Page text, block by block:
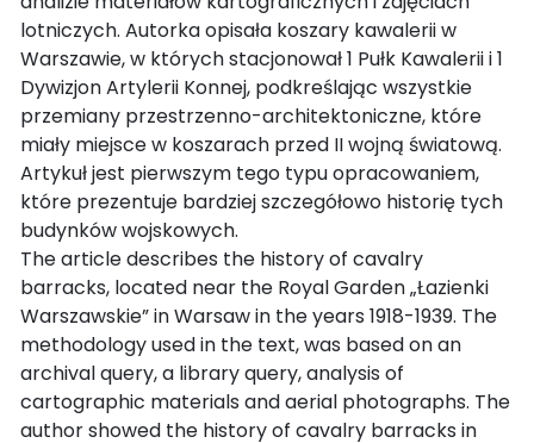
lotniczych. Autorka opisała koszary kawalerii w
Warszawie, w których stacjonował 1 Pułk Kawalerii i 1
Dywizjon Artylerii Konnej, podkreślając wszystkie
przemiany przestrzenno-architektoniczne, które
miały miejsce w koszarach przed II wojną światową.
Artykuł jest pierwszym tego typu opracowaniem,
które prezentuje bardziej szczegółowo historię tych
budynków wojskowych.
The article describes the history of cavalry
barracks, located near the Royal Garden „Łazienki
Warszawskie” in Warsaw in the years 1918-1939. The
methodology used in the text, was based on an
archival query, a library query, analysis of
cartographic materials and aerial photographs. The
author showed the history of cavalry barracks in